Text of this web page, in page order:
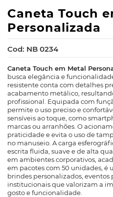
Caneta Touch
Personalizada
Cod: NB 0234
Caneta Touch em Metal
busca elegância e
resistente conta com detalhes
acabamento metálico,
profissional. Equipada com
permite o uso preciso e
sensíveis ao toque, como
marcas ou arranhões. O
praticidade e evita o uso de
no manuseio. A carga
escrita fluida, suave e de alta
em ambientes corporativos,
em pacotes com 50 unidades, é
brindes personalizados, eventos
institucionais que valorizam a
gosto e funcionalidade.